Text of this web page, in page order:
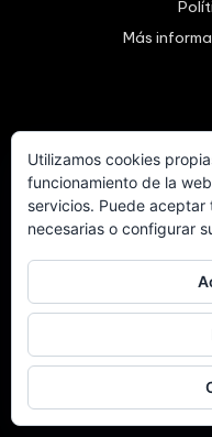
Más
Copyright 2026 —
Todos los Derechos
Utilizamos cookies
funcionamiento de la
servicios. Puede
necesarias o configurar